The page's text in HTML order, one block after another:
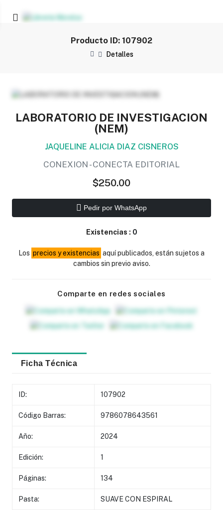
Producto ID: 107902
Detalles
LABORATORIO DE INVESTIGACION
(NEM)
JAQUELINE ALICIA DIAZ CISNEROS
CONEXION - CONECTA EDITORIAL
$250.00
Pedir por WhatsApp
Existencias : 0
Los precios y existencias aquí publicados, están sujetos a
cambios sin previo aviso.
Comparte en redes sociales
Ficha Técnica
ID: 107902
Código Barras: 9786078643561
Año: 2024
Edición: 1
Páginas: 134
Pasta: SUAVE CON ESPIRAL